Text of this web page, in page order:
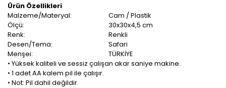
Ürün Özellikleri
Malzeme/Materyal:
Cam / Plastik
Ölçü:
30x30x4,5 cm
Renk:
Renkli
Desen/Tema:
Safari
Menşei:
TÜRKİYE
• Yüksek kaliteli ve sessiz çalışan akar saniye makine.
• 1 adet AA kalem pil ile çalışır.
• Not: Pil dahil değildir.